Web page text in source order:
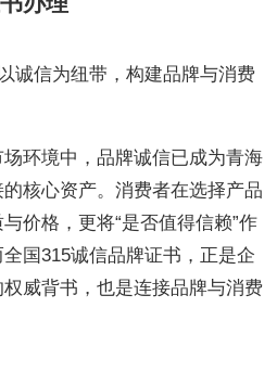
诚信为纽带，构建品牌与消费
环境中，品牌诚信已成为青海
核心资产。消费者在选择产品
价格，更将“是否值得信赖”作
国315诚信品牌证书，正是企
威背书，也是连接品牌与消费